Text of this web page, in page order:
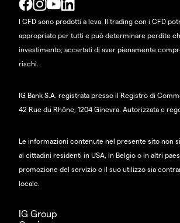
I CFD sono prodotti a leva. Il trading con i CFD
appropriato per tutti e può determinare perdite
investimento; accertati di aver pienamente
rischi.
IG Bank S.A. registrata presso il Registro di
42 Rue du Rhône, 1204 Ginevra. Autorizzata e
Le informazioni contenute nel presente sito non
ai cittadini residenti in USA, in Belgio o in altri
promozione del servizio o il suo utilizzo sia
locale.
IG Group